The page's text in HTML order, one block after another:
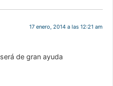
17 enero, 2014 a las 12:21 am
de gran ayuda